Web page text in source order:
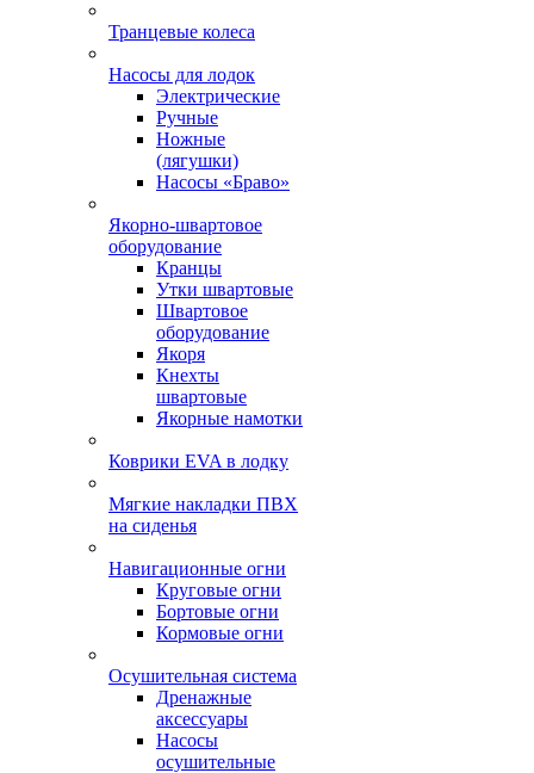
Транцевые колеса
Насосы для лодок
Электрические
Ручные
Ножные
(лягушки)
Насосы «Браво»
Якорно-швартовое
оборудование
Кранцы
Утки швартовые
Швартовое
оборудование
Якоря
Кнехты
швартовые
Якорные намотки
Коврики EVA в лодку
Мягкие накладки ПВХ
на сиденья
Навигационные огни
Круговые огни
Бортовые огни
Кормовые огни
Осушительная система
Дренажные
аксессуары
Насосы
осушительные